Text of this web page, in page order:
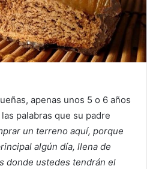
apenas unos 5 o 6 años
palabras que su padre
un terreno aquí, porque
algún día, llena de
donde ustedes tendrán el